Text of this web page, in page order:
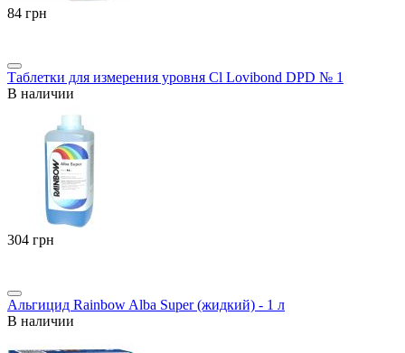
‍84‍ грн
Таблетки для измерения уровня Cl Lovibond DPD № 1
В наличии
‍304‍ грн
Альгицид Rainbow Alba Super (жидкий) - 1 л
В наличии